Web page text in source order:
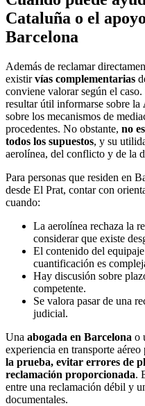
Cataluña o el
Barcelona
Además de reclamar
existirvías complementarias
conviene valorar según el
resultar útil informarse sobre la
sobre los mecanismos de
procedentes. No obstante, no
todos los supuestos, y su
aerolínea, del conflicto y de la
Para personas que residen en
desde El Prat, contar con
cuando:
La aerolínea rechaza la
considerar que existe
El contenido del
cuantificación es
Hay discusión sobre
competente.
Se valora pasar de una
judicial.
Una abogada en Barcelona o
experiencia en transporte
la prueba, evitar errores de
reclamación proporcionada.
entre una reclamación débil y
documentales.